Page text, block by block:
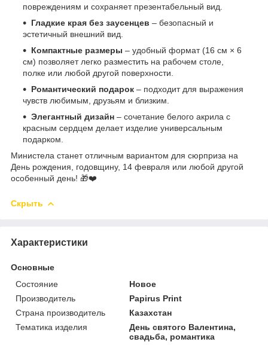
повреждениям и сохраняет презентабельный вид.
Гладкие края без заусенцев – безопасный и
эстетичный внешний вид.
Компактные размеры – удобный формат (16 см × 6
см) позволяет легко разместить на рабочем столе,
полке или любой другой поверхности.
Романтический подарок – подходит для выражения
чувств любимым, друзьям и близким.
Элегантный дизайн – сочетание белого акрила с
красным сердцем делает изделие универсальным
подарком.
Министела станет отличным вариантом для сюрприза на
День рождения, годовщину, 14 февраля или любой другой
особенный день! 🎁❤️
Скрыть
Характеристики
Основные
Состояние
Новое
Производитель
Papirus Print
Страна производитель
Казахстан
Тематика изделия
День святого Валентина,
свадьба, романтика